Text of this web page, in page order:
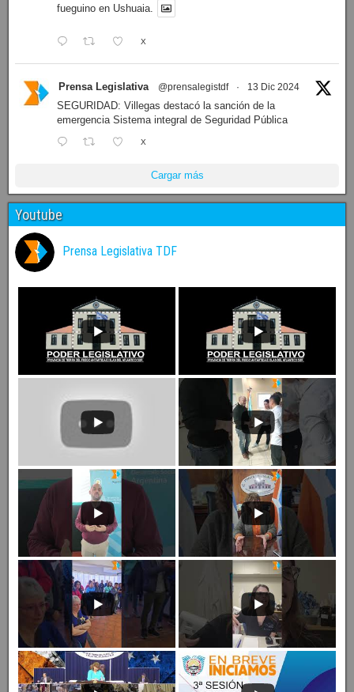
fueguino en Ushuaia.
X
Prensa Legislativa @prensalegistdf · 13 Dic 2024
SEGURIDAD: Villegas destacó la sanción de la
emergencia Sistema integral de Seguridad Pública
X
Cargar más
Youtube
Prensa Legislativa TDF